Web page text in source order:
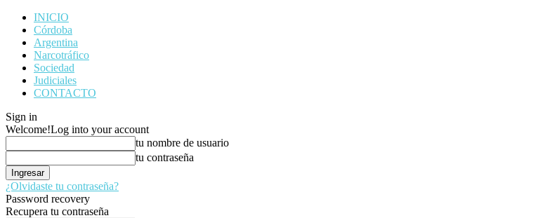
INICIO
Córdoba
Argentina
Narcotráfico
Sociedad
Judiciales
CONTACTO
Sign in
Welcome!Log into your account
tu nombre de usuario
tu contraseña
¿Olvidaste tu contraseña?
Password recovery
Recupera tu contraseña